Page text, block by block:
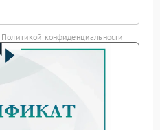
Политикой конфиденциальности